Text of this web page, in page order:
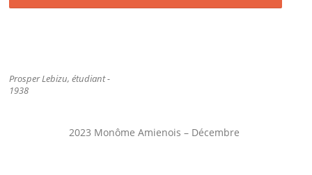
Prosper Lebizu, étudiant -
1938
2023 Monôme Amienois – Décembre